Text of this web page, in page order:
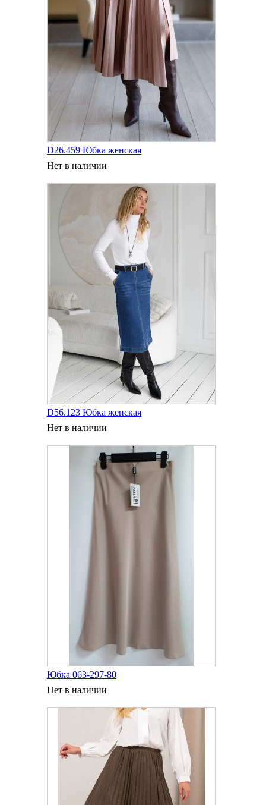
D26.459 Юбка женская
Нет в наличии
D56.123 Юбка женская
Нет в наличии
Юбка 063-297-80
Нет в наличии